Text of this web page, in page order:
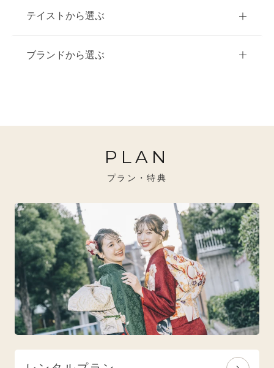
ご購入
10万円台以下
20万円～26万円未満
26万円～31万円未満
テイストから選ぶ
クラシック
クール
ナチュラル
ブランドから選ぶ
イエベ秋におすすめ
ブルべ夏におすすめ
ブルべ冬におすすめ
特選技法
オリジナルブランド
人気モデルブランド
PLAN
プラン・特典